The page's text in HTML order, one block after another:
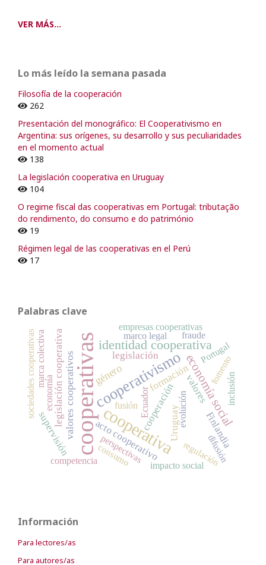
VER MÁS...
Lo más leído la semana pasada
Filosofía de la cooperación
262
Presentación del monográfico: El Cooperativismo en
Argentina: sus orígenes, su desarrollo y sus peculiaridades
en el momento actual
138
La legislación cooperativa en Uruguay
104
O regime fiscal das cooperativas em Portugal: tributação
do rendimento, do consumo e do património
19
Régimen legal de las cooperativas en el Perú
17
Palabras clave
cooperativascooperativa
cooperativismo
identidad cooperativa
economía social
género
valores cooperativos cooperación
legislación
formación
acto cooperativo
valores
legislación cooperativa Uruguay Finlandia
supervisión perspectivas regulación
marco legal
empresas cooperativas
Ecuador
fomento
evolución
inclusión
competencia
sociedades cooperativas
difusión
Portugal
economía
consumo
fraude
impacto social
marca colectiva
fusión
Información
Para lectores/as
Para autores/as